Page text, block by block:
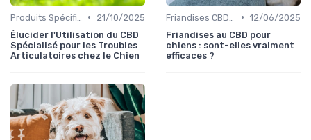
•
21/10/2025
Élucider l'Utilisation du CBD
Spécialisé pour les Troubles
Articulatoires chez le Chien
• 12/06/2025
Friandises au CBD pour
chiens : sont-elles vraiment
efficaces ?